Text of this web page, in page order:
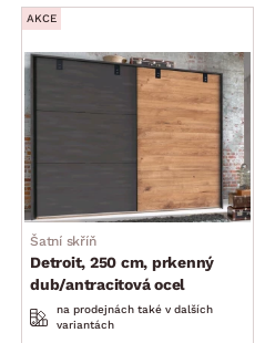
montáži podle výšky
požadované výšky lůžka)
přední kovová podnož/rám
dekorační imitace šroubů,
středová noha
výška přední podnože/rámu:
výška zadní čelo: cca 100 cm
komfortní vypolstrování
šikmý sklon, potah látka v
barva antracitově šedá,
výška volného prostoru pod
stabilní konstrukce
AKCE
Šatní skříň
Detroit, 250 cm, prkenný
dub/antracitová ocel
na prodejnách také v dalších
variantách